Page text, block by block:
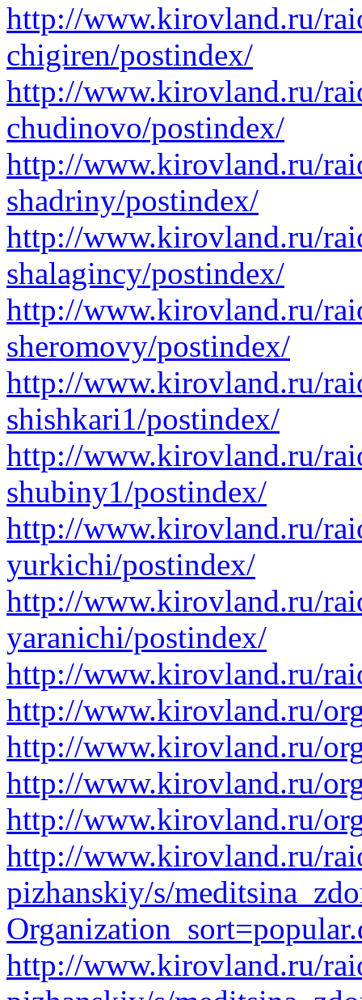
http://www.kirovland.ru/
chigiren/postindex/
http://www.kirovland.ru/
chudinovo/postindex/
http://www.kirovland.ru/
shadriny/postindex/
http://www.kirovland.ru/
shalagincy/postindex/
http://www.kirovland.ru/
sheromovy/postindex/
http://www.kirovland.ru/
shishkari1/postindex/
http://www.kirovland.ru/
shubiny1/postindex/
http://www.kirovland.ru/
yurkichi/postindex/
http://www.kirovland.ru/
yaranichi/postindex/
http://www.kirovland.ru/
http://www.kirovland.ru/
http://www.kirovland.ru/
http://www.kirovland.ru/
http://www.kirovland.ru/
http://www.kirovland.ru/
pizhanskiy/s/
http://www.kirovland.ru/